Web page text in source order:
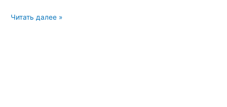
Читать далее »